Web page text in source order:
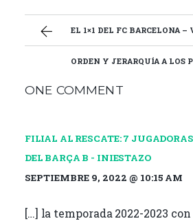
ce
b
o
k
it
te
r
ai
l
m
p
ar
EL 1×1 DEL FC BARCELONA – VIKTORIA
ORDEN Y JERARQUÍA A LOS PIES DE KEIRA
ONE COMMENT
FILIAL AL RESCATE: 7
DEL BARÇA B - INIESTAZO
SEPTIEMBRE 9, 2022 @ 10:15 AM
[…] la temporada 2022-2023